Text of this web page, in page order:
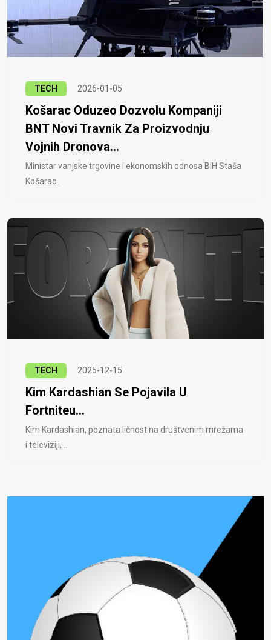
TECH 2026-01-05
Košarac Oduzeo Dozvolu Kompaniji
BNT Novi Travnik Za Proizvodnju
Vojnih Dronova...
Ministar vanjske trgovine i ekonomskih odnosa BiH Staša
Košarac..
TECH 2025-12-15
Kim Kardashian Se Pojavila U
Fortniteu...
Kim Kardashian, poznata ličnost na društvenim mrežama
i televiziji, ..